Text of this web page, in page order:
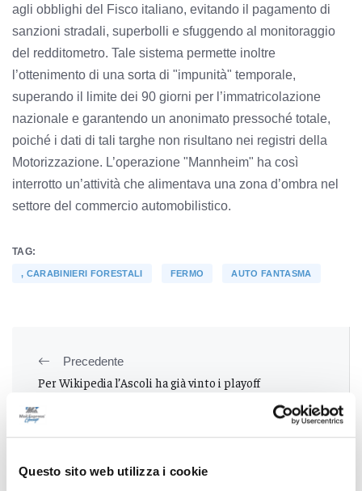
Questo sito web utilizza i cookie
agli obblighi del Fisco italiano, evitando il pagamento di
sanzioni stradali, superbolli e sfuggendo al monitoraggio
del redditometro. Tale sistema permette inoltre
l’ottenimento di una sorta di "impunità" temporale,
superando il limite dei 90 giorni per l’immatricolazione
nazionale e garantendo un anonimato pressoché totale,
poiché i dati di tali targhe non risultano nei registri della
Motorizzazione. L’operazione "Mannheim" ha così
interrotto un’attività che alimentava una zona d’ombra nel
settore del commercio automobilistico.
TAG:
, CARABINIERI FORESTALI FERMO AUTO FANTASMA
Precedente
Per Wikipedia l’Ascoli ha già vinto i playoff
Scherma, Marini oro e argento agli Assoluti di Roma